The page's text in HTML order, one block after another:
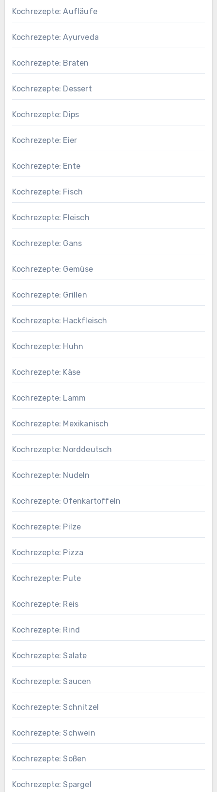
Kochrezepte: Aufläufe
Kochrezepte: Ayurveda
Kochrezepte: Braten
Kochrezepte: Dessert
Kochrezepte: Dips
Kochrezepte: Eier
Kochrezepte: Ente
Kochrezepte: Fisch
Kochrezepte: Fleisch
Kochrezepte: Gans
Kochrezepte: Gemüse
Kochrezepte: Grillen
Kochrezepte: Hackfleisch
Kochrezepte: Huhn
Kochrezepte: Käse
Kochrezepte: Lamm
Kochrezepte: Mexikanisch
Kochrezepte: Norddeutsch
Kochrezepte: Nudeln
Kochrezepte: Ofenkartoffeln
Kochrezepte: Pilze
Kochrezepte: Pizza
Kochrezepte: Pute
Kochrezepte: Reis
Kochrezepte: Rind
Kochrezepte: Salate
Kochrezepte: Saucen
Kochrezepte: Schnitzel
Kochrezepte: Schwein
Kochrezepte: Soßen
Kochrezepte: Spargel